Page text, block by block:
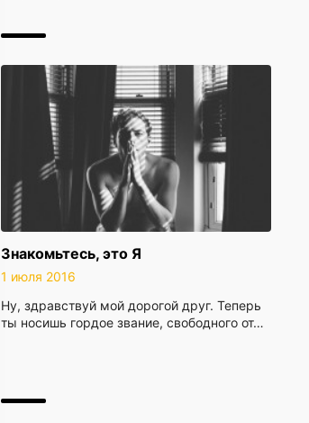
Знакомьтесь, это Я
1 июля 2016
Ну, здравствуй мой дорогой друг. Теперь
ты носишь гордое звание, свободного от…